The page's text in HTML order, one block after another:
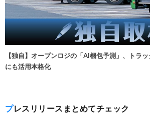
【独自】オープンロジの「AI梱包予測」、トラ
にも活用本格化
プレスリリースまとめてチェック